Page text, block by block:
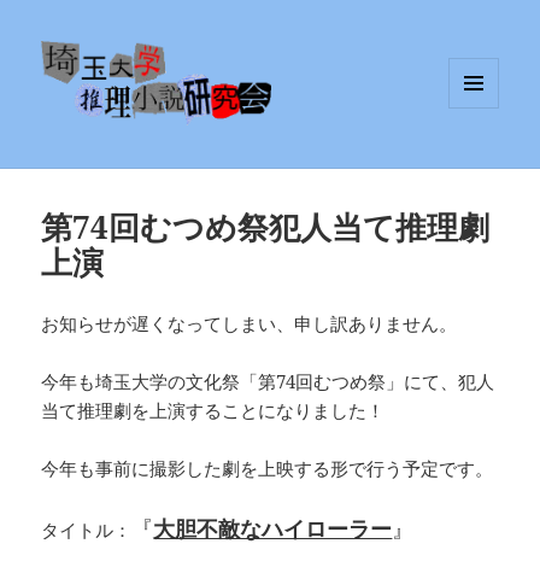
第74回むつめ祭犯人当て推理劇
上演
お知らせが遅くなってしまい、申し訳ありません。
今年も埼玉大学の文化祭「第74回むつめ祭」にて、犯人
当て推理劇を上演することになりました！
今年も事前に撮影した劇を上映する形で行う予定です。
タイトル： 『大胆不敵なハイローラー』